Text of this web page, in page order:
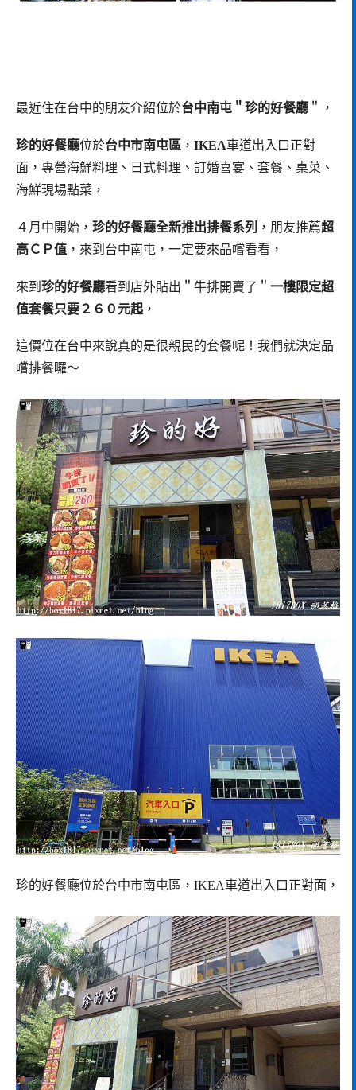
最近住在台中的朋友介紹位於台中南屯＂珍的好餐廳 ＂，
珍的好餐廳位於台中市南屯區 ， IKEA車道出入口正對
面，專營海鮮料理、日式料理、訂婚喜宴、套餐、桌菜、
海鮮現場點菜，
４月中開始， 珍的好餐廳全新推出排餐系列 ，朋友推薦超
高ＣＰ值 ，來到台中南屯，一定要來品嚐看看，
來到 珍的好餐廳看到店外貼出＂牛排開賣了＂ 一樓限定超
值套餐只要２６０元起 ，
這價位在台中來說真的是很親民的套餐呢！我們就決定品
嚐排餐囉～
珍的好餐廳位於台中市南屯區，IKEA車道出入口正對面，